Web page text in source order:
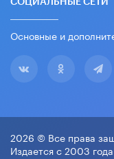
СОЦИАЛЬНЫЕ СЕТИ
Основные и
2026 © Все права
Издается с 2003 года